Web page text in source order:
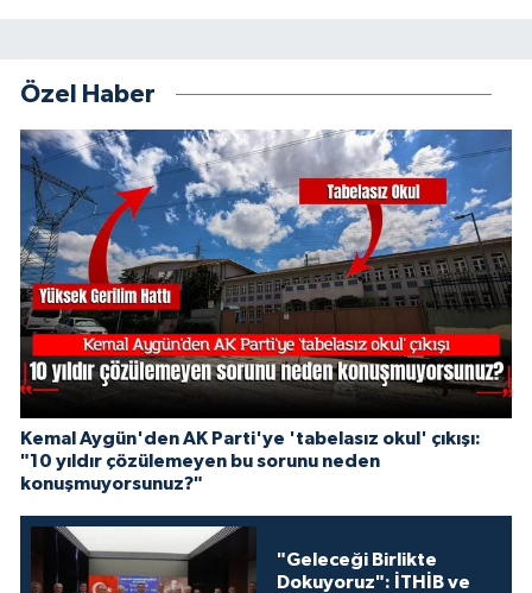
Özel Haber
Kemal Aygün'den AK Parti'ye 'tabelasız okul' çıkışı:
"10 yıldır çözülemeyen bu sorunu neden
konuşmuyorsunuz?"
"Geleceği Birlikte
Dokuyoruz": İTHİB ve